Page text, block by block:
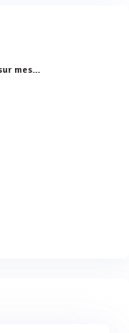
brochure tristock xxx pour le stockage dasri sur mesure